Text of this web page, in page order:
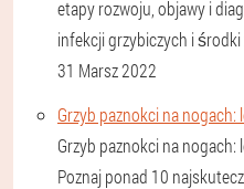
etapy rozwoju, objawy i
infekcji grzybiczych i środki
31 Marsz 2022
Grzyb paznokci na
Grzyb paznokci na
Poznaj ponad 10